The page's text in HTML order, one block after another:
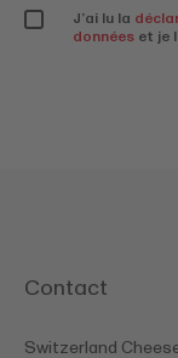
J’ai lu la
données et je
Contact
Switzerland